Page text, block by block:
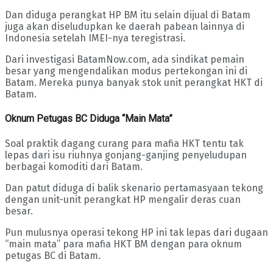
Dan diduga perangkat HP BM itu selain dijual di Batam
juga akan diseludupkan ke daerah pabean lainnya di
Indonesia setelah IMEI-nya teregistrasi.
Dari investigasi BatamNow.com, ada sindikat pemain
besar yang mengendalikan modus pertekongan ini di
Batam. Mereka punya banyak stok unit perangkat HKT di
Batam.
Oknum Petugas BC Diduga “Main Mata”
Soal praktik dagang curang para mafia HKT tentu tak
lepas dari isu riuhnya gonjang-ganjing penyeludupan
berbagai komoditi dari Batam.
Dan patut diduga di balik skenario pertamasyaan tekong
dengan unit-unit perangkat HP mengalir deras cuan
besar.
Pun mulusnya operasi tekong HP ini tak lepas dari dugaan
“main mata” para mafia HKT BM dengan para oknum
petugas BC di Batam.